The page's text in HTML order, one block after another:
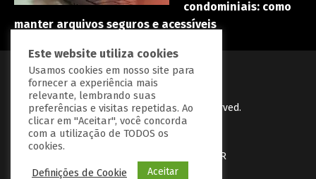
condominiais: como
manter arquivos seguros e acessíveis
PredialBR© Copryright 2023 | All Right Reserved.
Desenvolvido porBGrow Tecnologia
Fale com a PredialBR
Este website utiliza cookies
Usamos cookies em nosso site para
fornecer a experiência mais
relevante, lembrando suas
preferências e visitas repetidas. Ao
clicar em "Aceitar", você concorda
com a utilização de TODOS os
cookies.
Definições de Cookie Aceitar